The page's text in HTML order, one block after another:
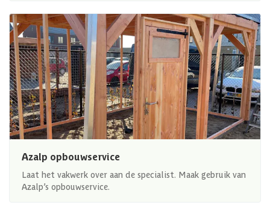
Azalp opbouwservice
Laat het vakwerk over aan de specialist. Maak gebruik van
Azalp’s opbouwservice.